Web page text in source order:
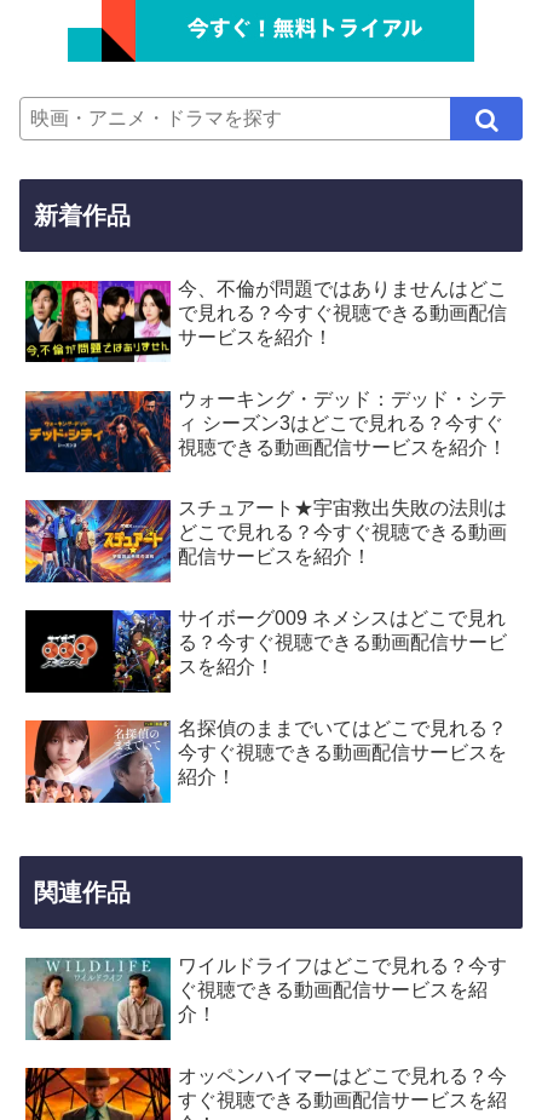
新着作品
今、不倫が問題ではありませんはどこ
で見れる？今すぐ視聴できる動画配信
サービスを紹介！
ウォーキング・デッド：デッド・シテ
ィ シーズン3はどこで見れる？今すぐ
視聴できる動画配信サービスを紹介！
スチュアート★宇宙救出失敗の法則は
どこで見れる？今すぐ視聴できる動画
配信サービスを紹介！
サイボーグ009 ネメシスはどこで見れ
る？今すぐ視聴できる動画配信サービ
スを紹介！
名探偵のままでいてはどこで見れる？
今すぐ視聴できる動画配信サービスを
紹介！
関連作品
ワイルドライフはどこで見れる？今す
ぐ視聴できる動画配信サービスを紹
介！
オッペンハイマーはどこで見れる？今
すぐ視聴できる動画配信サービスを紹